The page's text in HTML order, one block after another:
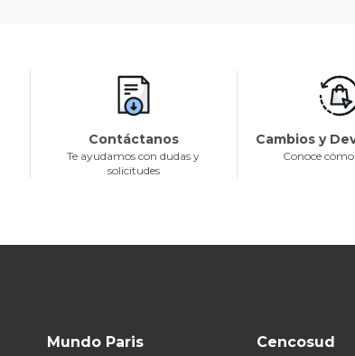
Contáctanos
Te ayudamos con dudas y
solicitudes
Cambios y
Conoce
Mundo Paris Cencosud